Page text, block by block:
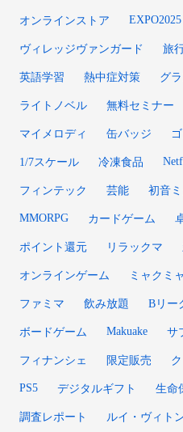
オンラインストア EXPO2025
ヴィレッジヴァンガード 旅
英語学習 熱中症対策 グ
ライトノベル 無料セミナー
マイメロディ 缶バッジ
1/7スケール 冷凍食品
フィンテック 芸能 初音
MMORPG カードゲーム
ポイント還元 リラックマ
オンラインゲーム ミャクミ
ファミマ 飲み放題 Bリー
ボードゲーム Makuake サ
フィナンシェ 限定販売
PS5 デジタルギフト 生命
調査レポート ルイ・ヴィト